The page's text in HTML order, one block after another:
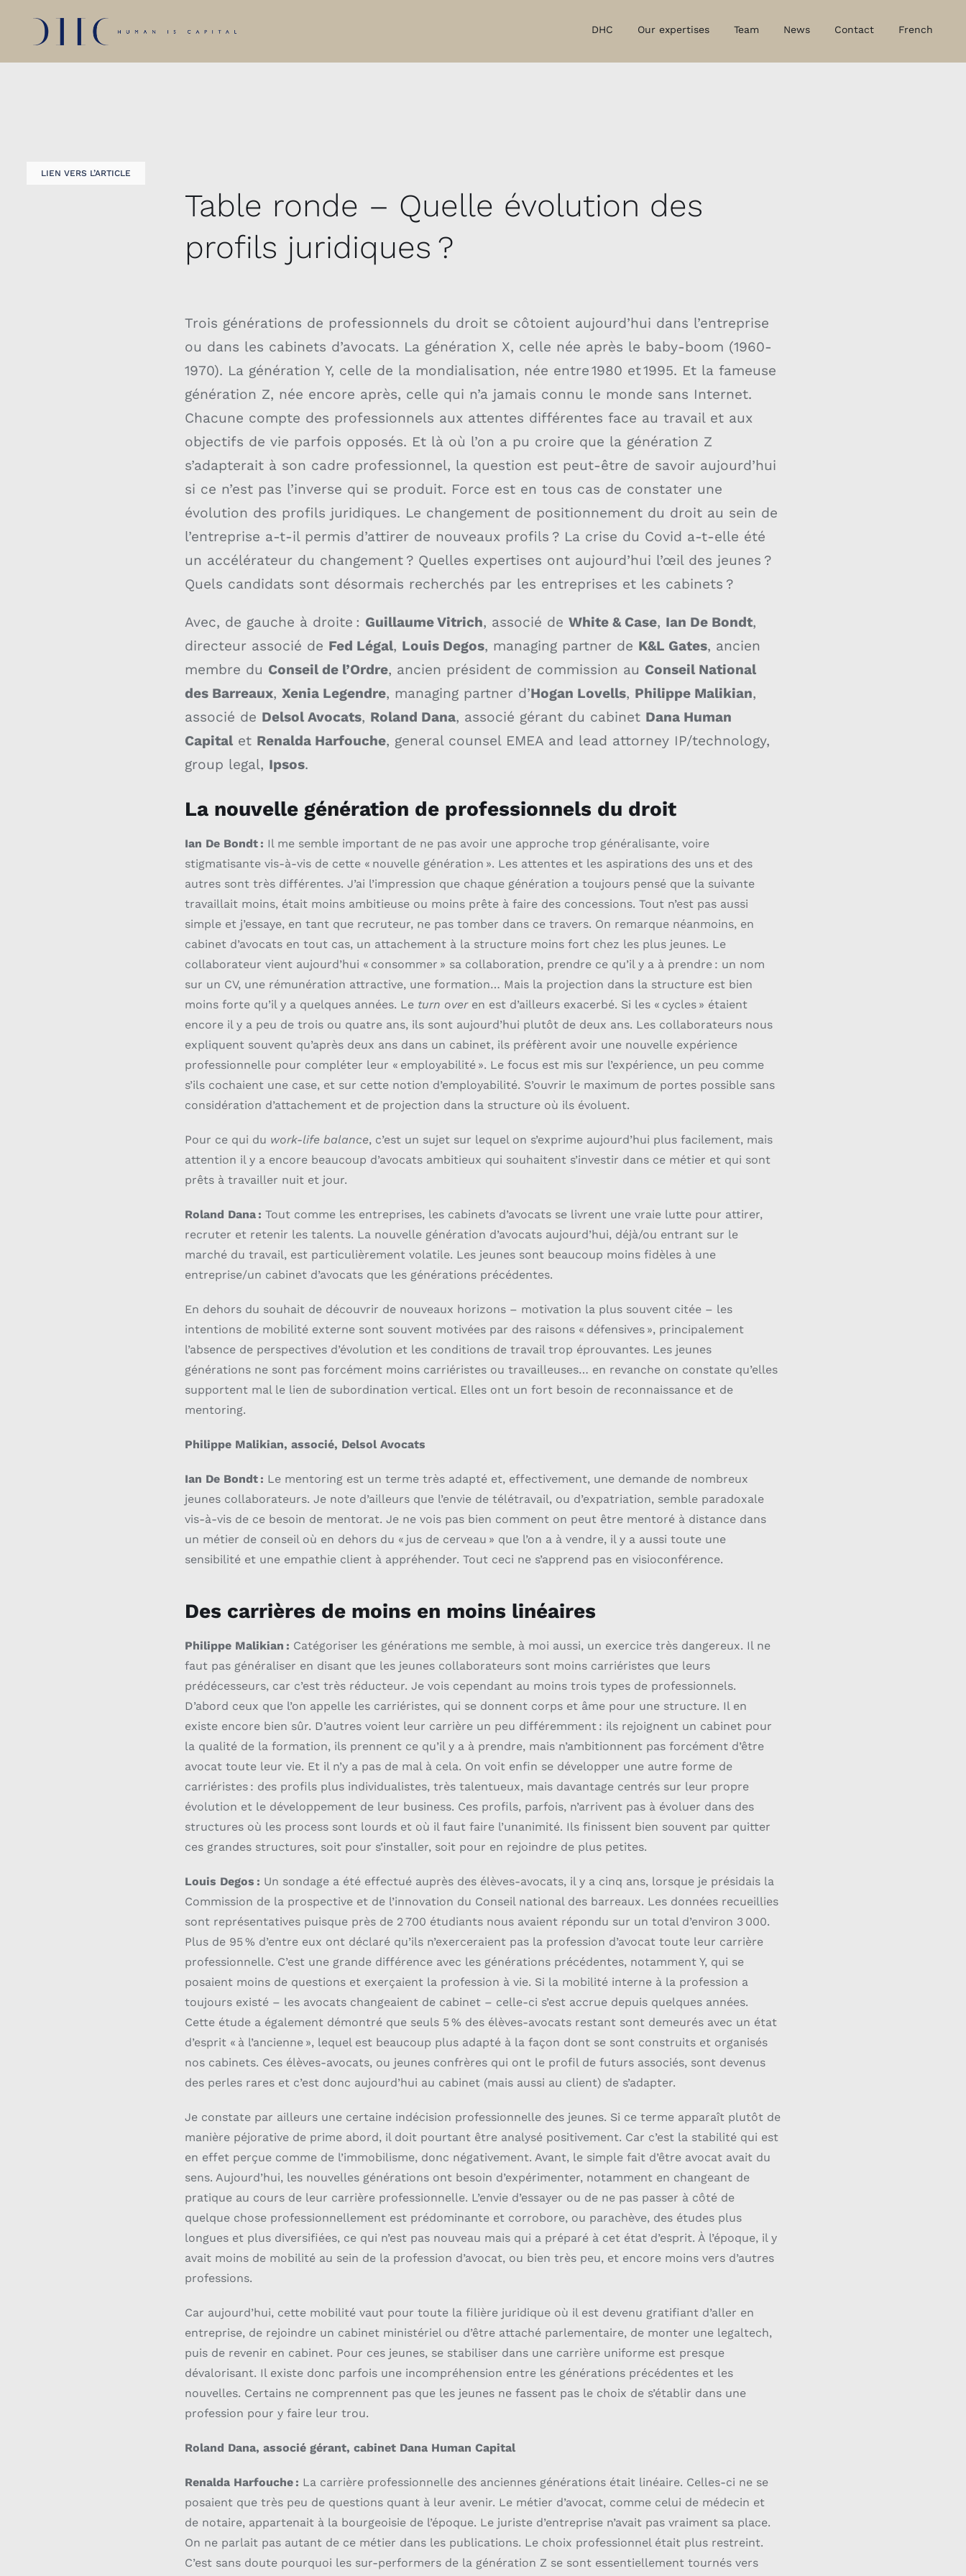
content
DHC Our expertises Team News Contact French
LIEN VERS L’ARTICLE
Table ronde – Quelle évolution des
profils juridiques ?
Trois générations de professionnels du droit se côtoient aujourd’hui dans l’entreprise
ou dans les cabinets d’avocats. La génération X, celle née après le baby-boom (1960-
1970). La génération Y, celle de la mondialisation, née entre 1980 et 1995. Et la fameuse
génération Z, née encore après, celle qui n’a jamais connu le monde sans Internet.
Chacune compte des professionnels aux attentes différentes face au travail et aux
objectifs de vie parfois opposés. Et là où l’on a pu croire que la génération Z
s’adapterait à son cadre professionnel, la question est peut-être de savoir aujourd’hui
si ce n’est pas l’inverse qui se produit. Force est en tous cas de constater une
évolution des profils juridiques. Le changement de positionnement du droit au sein de
l’entreprise a-t-il permis d’attirer de nouveaux profils ? La crise du Covid a-t-elle été
un accélérateur du changement ? Quelles expertises ont aujourd’hui l’œil des jeunes ?
Quels candidats sont désormais recherchés par les entreprises et les cabinets ?
Avec, de gauche à droite : Guillaume Vitrich, associé deWhite & Case, Ian De Bondt,
directeur associé de Fed Légal, Louis Degos, managing partner de K&L Gates, ancien
membre du Conseil de l’Ordre, ancien président de commission au Conseil National
des Barreaux,Xenia Legendre, managing partner d’Hogan Lovells, Philippe Malikian,
associé de Delsol Avocats, Roland Dana, associé gérant du cabinet Dana Human
Capital et Renalda Harfouche, general counsel EMEA and lead attorney IP/technology,
group legal, Ipsos.
La nouvelle génération de professionnels du droit
Ian De Bondt : Il me semble important de ne pas avoir une approche trop généralisante, voire
stigmatisante vis-à-vis de cette « nouvelle génération ». Les attentes et les aspirations des uns et des
autres sont très différentes. J’ai l’impression que chaque génération a toujours pensé que la suivante
travaillait moins, était moins ambitieuse ou moins prête à faire des concessions. Tout n’est pas aussi
simple et j’essaye, en tant que recruteur, ne pas tomber dans ce travers. On remarque néanmoins, en
cabinet d’avocats en tout cas, un attachement à la structure moins fort chez les plus jeunes. Le
collaborateur vient aujourd’hui « consommer » sa collaboration, prendre ce qu’il y a à prendre : un nom
sur un CV, une rémunération attractive, une formation… Mais la projection dans la structure est bien
moins forte qu’il y a quelques années. Le turn overen est d’ailleurs exacerbé. Si les « cycles » étaient
encore il y a peu de trois ou quatre ans, ils sont aujourd’hui plutôt de deux ans. Les collaborateurs nous
expliquent souvent qu’après deux ans dans un cabinet, ils préfèrent avoir une nouvelle expérience
professionnelle pour compléter leur « employabilité ». Le focus est mis sur l’expérience, un peu comme
s’ils cochaient une case, et sur cette notion d’employabilité. S’ouvrir le maximum de portes possible sans
considération d’attachement et de projection dans la structure où ils évoluent.
Pour ce qui du work-life balance, c’est un sujet sur lequel on s’exprime aujourd’hui plus facilement, mais
attention il y a encore beaucoup d’avocats ambitieux qui souhaitent s’investir dans ce métier et qui sont
prêts à travailler nuit et jour.
Roland Dana :Tout comme les entreprises, les cabinets d’avocats se livrent une vraie lutte pour attirer,
recruter et retenir les talents. La nouvelle génération d’avocats aujourd’hui, déjà/ou entrant sur le
marché du travail, est particulièrement volatile. Les jeunes sont beaucoup moins fidèles à une
entreprise/un cabinet d’avocats que les générations précédentes.
En dehors du souhait de découvrir de nouveaux horizons – motivation la plus souvent citée – les
intentions de mobilité externe sont souvent motivées par des raisons « défensives », principalement
l’absence de perspectives d’évolution et les conditions de travail trop éprouvantes. Les jeunes
générations ne sont pas forcément moins carriéristes ou travailleuses… en revanche on constate qu’elles
supportent mal le lien de subordination vertical. Elles ont un fort besoin de reconnaissance et de
mentoring.
Philippe Malikian, associé, Delsol Avocats
Ian De Bondt : Le mentoring est un terme très adapté et, effectivement, une demande de nombreux
jeunes collaborateurs. Je note d’ailleurs que l’envie de télétravail, ou d’expatriation, semble paradoxale
vis-à-vis de ce besoin de mentorat. Je ne vois pas bien comment on peut être mentoré à distance dans
un métier de conseil où en dehors du « jus de cerveau » que l’on a à vendre, il y a aussi toute une
sensibilité et une empathie client à appréhender. Tout ceci ne s’apprend pas en visioconférence.
Des carrières de moins en moins linéaires
Philippe Malikian : Catégoriser les générations me semble, à moi aussi, un exercice très dangereux. Il ne
faut pas généraliser en disant que les jeunes collaborateurs sont moins carriéristes que leurs
prédécesseurs, car c’est très réducteur. Je vois cependant au moins trois types de professionnels.
D’abord ceux que l’on appelle les carriéristes, qui se donnent corps et âme pour une structure. Il en
existe encore bien sûr. D’autres voient leur carrière un peu différemment : ils rejoignent un cabinet pour
la qualité de la formation, ils prennent ce qu’il y a à prendre, mais n’ambitionnent pas forcément d’être
avocat toute leur vie. Et il n’y a pas de mal à cela. On voit enfin se développer une autre forme de
carriéristes : des profils plus individualistes, très talentueux, mais davantage centrés sur leur propre
évolution et le développement de leur business. Ces profils, parfois, n’arrivent pas à évoluer dans des
structures où les process sont lourds et où il faut faire l’unanimité. Ils finissent bien souvent par quitter
ces grandes structures, soit pour s’installer, soit pour en rejoindre de plus petites.
Louis Degos : Un sondage a été effectué auprès des élèves-avocats, il y a cinq ans, lorsque je présidais la
Commission de la prospective et de l’innovation du Conseil national des barreaux. Les données recueillies
sont représentatives puisque près de 2 700 étudiants nous avaient répondu sur un total d’environ 3 000.
Plus de 95 % d’entre eux ont déclaré qu’ils n’exerceraient pas la profession d’avocat toute leur carrière
professionnelle. C’est une grande différence avec les générations précédentes, notamment Y, qui se
posaient moins de questions et exerçaient la profession à vie. Si la mobilité interne à la profession a
toujours existé – les avocats changeaient de cabinet – celle-ci s’est accrue depuis quelques années.
Cette étude a également démontré que seuls 5 % des élèves-avocats restant sont demeurés avec un état
d’esprit « à l’ancienne », lequel est beaucoup plus adapté à la façon dont se sont construits et organisés
nos cabinets. Ces élèves-avocats, ou jeunes confrères qui ont le profil de futurs associés, sont devenus
des perles rares et c’est donc aujourd’hui au cabinet (mais aussi au client) de s’adapter.
Je constate par ailleurs une certaine indécision professionnelle des jeunes. Si ce terme apparaît plutôt de
manière péjorative de prime abord, il doit pourtant être analysé positivement. Car c’est la stabilité qui est
en effet perçue comme de l’immobilisme, donc négativement. Avant, le simple fait d’être avocat avait du
sens. Aujourd’hui, les nouvelles générations ont besoin d’expérimenter, notamment en changeant de
pratique au cours de leur carrière professionnelle. L’envie d’essayer ou de ne pas passer à côté de
quelque chose professionnellement est prédominante et corrobore, ou parachève, des études plus
longues et plus diversifiées, ce qui n’est pas nouveau mais qui a préparé à cet état d’esprit. À l’époque, il y
avait moins de mobilité au sein de la profession d’avocat, ou bien très peu, et encore moins vers d’autres
professions.
Car aujourd’hui, cette mobilité vaut pour toute la filière juridique où il est devenu gratifiant d’aller en
entreprise, de rejoindre un cabinet ministériel ou d’être attaché parlementaire, de monter une legaltech,
puis de revenir en cabinet. Pour ces jeunes, se stabiliser dans une carrière uniforme est presque
dévalorisant. Il existe donc parfois une incompréhension entre les générations précédentes et les
nouvelles. Certains ne comprennent pas que les jeunes ne fassent pas le choix de s’établir dans une
profession pour y faire leur trou.
Roland Dana, associé gérant, cabinet Dana Human Capital
Renalda Harfouche : La carrière professionnelle des anciennes générations était linéaire. Celles-ci ne se
posaient que très peu de questions quant à leur avenir. Le métier d’avocat, comme celui de médecin et
de notaire, appartenait à la bourgeoisie de l’époque. Le juriste d’entreprise n’avait pas vraiment sa place.
On ne parlait pas autant de ce métier dans les publications. Le choix professionnel était plus restreint.
C’est sans doute pourquoi les sur-performers de la génération Z se sont essentiellement tournés vers